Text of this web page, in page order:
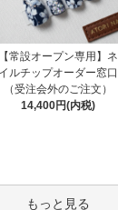
【常設オープン専用】ネ
イルチップオーダー窓口
（受注会外のご注文）
14,400円(内税)
もっと見る